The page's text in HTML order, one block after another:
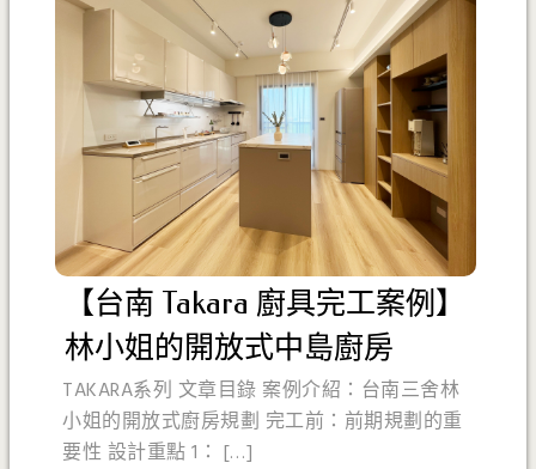
【台南 Takara 廚具完工案例】
林小姐的開放式中島廚房
TAKARA系列 文章目錄 案例介紹：台南三舍林
小姐的開放式廚房規劃 完工前：前期規劃的重
要性 設計重點 1： […]